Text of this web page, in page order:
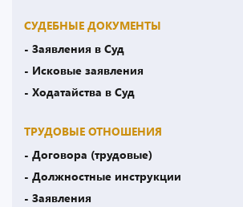
СУДЕБНЫЕ ДОКУМЕНТЫ
- Заявления в Суд
- Исковые заявления
- Ходатайства в Суд
ТРУДОВЫЕ ОТНОШЕНИЯ
- Договора (трудовые)
- Должностные инструкции
- Заявления